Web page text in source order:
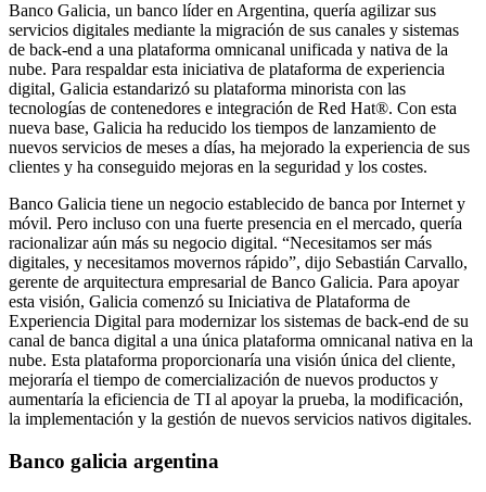
Banco Galicia, un banco líder en Argentina, quería agilizar sus
servicios digitales mediante la migración de sus canales y sistemas
de back-end a una plataforma omnicanal unificada y nativa de la
nube. Para respaldar esta iniciativa de plataforma de experiencia
digital, Galicia estandarizó su plataforma minorista con las
tecnologías de contenedores e integración de Red Hat®. Con esta
nueva base, Galicia ha reducido los tiempos de lanzamiento de
nuevos servicios de meses a días, ha mejorado la experiencia de sus
clientes y ha conseguido mejoras en la seguridad y los costes.
Banco Galicia tiene un negocio establecido de banca por Internet y
móvil. Pero incluso con una fuerte presencia en el mercado, quería
racionalizar aún más su negocio digital. “Necesitamos ser más
digitales, y necesitamos movernos rápido”, dijo Sebastián Carvallo,
gerente de arquitectura empresarial de Banco Galicia. Para apoyar
esta visión, Galicia comenzó su Iniciativa de Plataforma de
Experiencia Digital para modernizar los sistemas de back-end de su
canal de banca digital a una única plataforma omnicanal nativa en la
nube. Esta plataforma proporcionaría una visión única del cliente,
mejoraría el tiempo de comercialización de nuevos productos y
aumentaría la eficiencia de TI al apoyar la prueba, la modificación,
la implementación y la gestión de nuevos servicios nativos digitales.
Banco galicia argentina